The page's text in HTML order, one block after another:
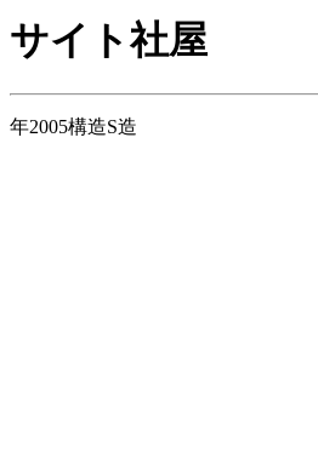
サイト社屋
年2005構造S造